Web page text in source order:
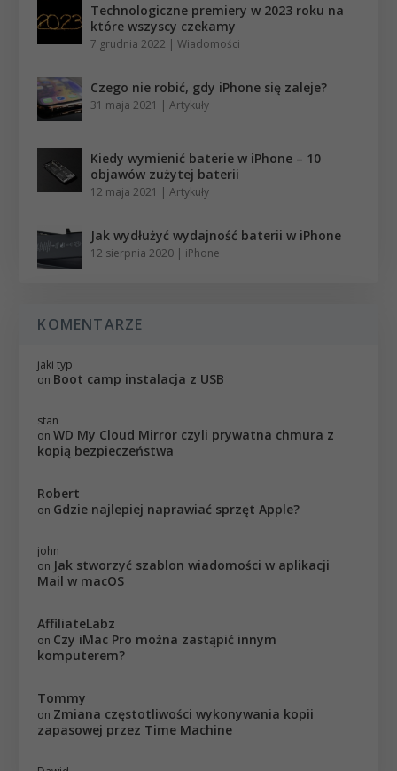
Technologiczne premiery w 2023 roku na
które wszyscy czekamy
7 grudnia 2022 |Wiadomości
Czego nie robić, gdy iPhone się zaleje?
31 maja 2021 |Artykuły
Kiedy wymienić baterie w iPhone – 10
objawów zużytej baterii
12 maja 2021 |Artykuły
Jak wydłużyć wydajność baterii w iPhone
12 sierpnia 2020 | iPhone
KOMENTARZE
jaki typ
on Boot camp instalacja z USB
stan
onWD My Cloud Mirror czyli prywatna chmura z
kopią bezpieczeństwa
Robert
on Gdzie najlepiej naprawiać sprzęt Apple?
john
on Jak stworzyć szablon wiadomości w aplikacji
Mail w macOS
AffiliateLabz
on Czy iMac Pro można zastąpić innym
komputerem?
Tommy
on Zmiana częstotliwości wykonywania kopii
zapasowej przez Time Machine